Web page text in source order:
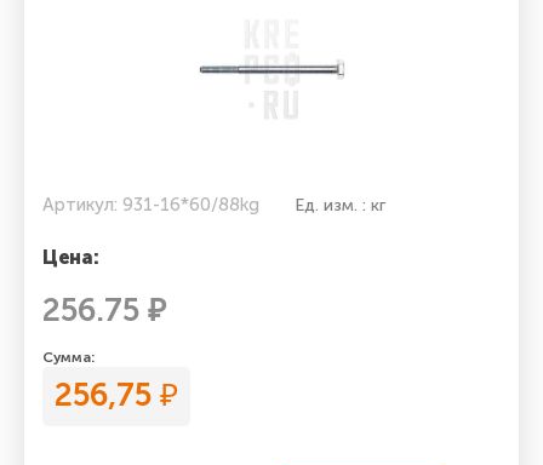
Артикул: 931-16*60/88kg Ед. изм. : кг
Цена:
256.75 ₽
Сумма:
256,75 ₽